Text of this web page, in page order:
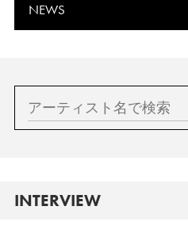
NEWS
INTERVIEW